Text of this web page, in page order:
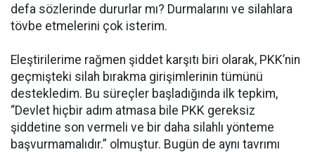
defa sözlerinde dururlar mı? Durmalarını ve silahlara
tövbe etmelerini çok isterim.
Eleştirilerime rağmen şiddet karşıtı biri olarak, PKK’nin
geçmişteki silah bırakma girişimlerinin tümünü
destekledim. Bu süreçler başladığında ilk tepkim,
“Devlet hiçbir adım atmasa bile PKK gereksiz
şiddetine son vermeli ve bir daha silahlı yönteme
başvurmamalıdır.” olmuştur. Bugün de aynı tavrımı